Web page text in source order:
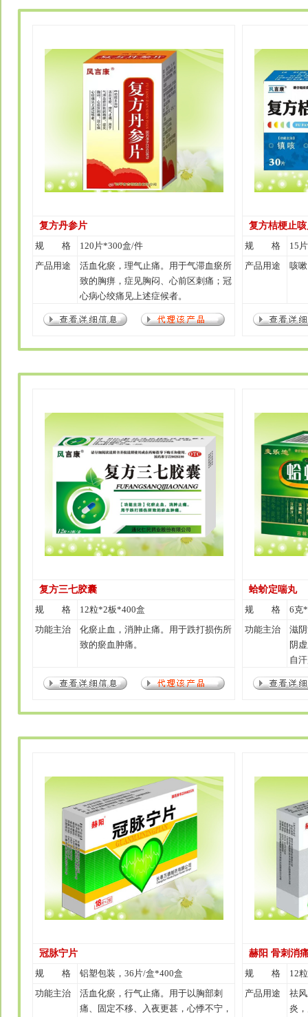
复方丹参片
规 格
120片*300盒/件
产品用途
活血化瘀，理气止痛。用于气滞血瘀所
致的胸痹，症见胸闷、心前区刺痛；冠
心病心绞痛见上述症候者。
复方桔梗止
规 格
15
产品用途
咳
复方三七胶囊
规 格
12粒*2板*400盒
功能主治
化瘀止血，消肿止痛。用于跌打损伤所
致的瘀血肿痛。
蛤蚧定喘丸
规 格
6克
功能主治
滋
阴
自
冠脉宁片
规 格
铝塑包装，36片/盒*400盒
功能主治
活血化瘀，行气止痛。用于以胸部刺
痛、固定不移、入夜更甚，心悸不宁，
赫阳 骨刺消
规 格
12
产品用途
祛
炎